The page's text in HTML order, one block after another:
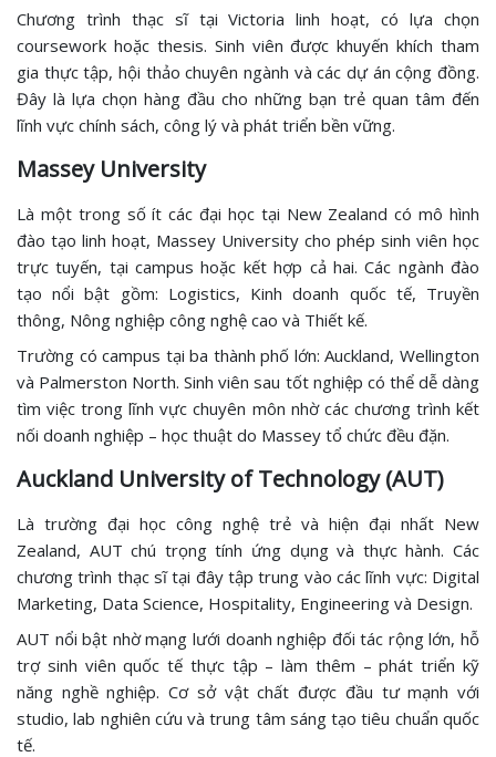
Chương trình thạc sĩ tại Victoria linh hoạt, có lựa chọn
coursework hoặc thesis. Sinh viên được khuyến khích tham
gia thực tập, hội thảo chuyên ngành và các dự án cộng đồng.
Đây là lựa chọn hàng đầu cho những bạn trẻ quan tâm đến
lĩnh vực chính sách, công lý và phát triển bền vững.
Massey University
Là một trong số ít các đại học tại New Zealand có mô hình
đào tạo linh hoạt, Massey University cho phép sinh viên học
trực tuyến, tại campus hoặc kết hợp cả hai. Các ngành đào
tạo nổi bật gồm: Logistics, Kinh doanh quốc tế, Truyền
thông, Nông nghiệp công nghệ cao và Thiết kế.
Trường có campus tại ba thành phố lớn: Auckland, Wellington
và Palmerston North. Sinh viên sau tốt nghiệp có thể dễ dàng
tìm việc trong lĩnh vực chuyên môn nhờ các chương trình kết
nối doanh nghiệp – học thuật do Massey tổ chức đều đặn.
Auckland University of Technology (AUT)
Là trường đại học công nghệ trẻ và hiện đại nhất New
Zealand, AUT chú trọng tính ứng dụng và thực hành. Các
chương trình thạc sĩ tại đây tập trung vào các lĩnh vực: Digital
Marketing, Data Science, Hospitality, Engineering và Design.
AUT nổi bật nhờ mạng lưới doanh nghiệp đối tác rộng lớn, hỗ
trợ sinh viên quốc tế thực tập – làm thêm – phát triển kỹ
năng nghề nghiệp. Cơ sở vật chất được đầu tư mạnh với
studio, lab nghiên cứu và trung tâm sáng tạo tiêu chuẩn quốc
tế.